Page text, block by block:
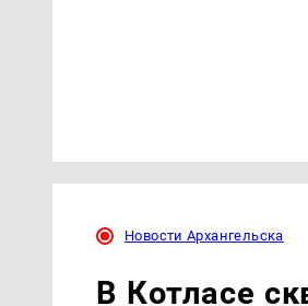
Новости Архангельска
В Котласе